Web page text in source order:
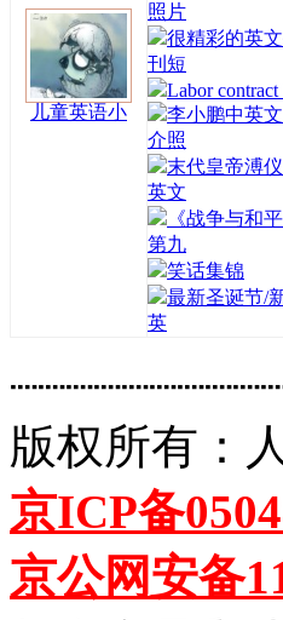
儿童英语小
照片
很精彩的英
刊短
Labor
李小鹏中英
介照
末代皇帝溥
英文
《战争与和平
第九
笑话集锦
最新圣诞节/
英
版权所有：
京ICP备
京公网安备